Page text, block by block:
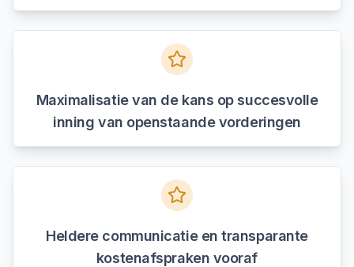
Maximalisatie van de kans op succesvolle
inning van openstaande vorderingen
Heldere communicatie en transparante
kostenafspraken vooraf